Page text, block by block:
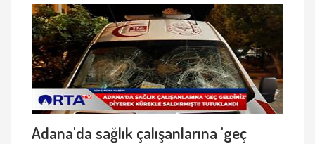
Adana'da sağlık çalışanlarına 'geç